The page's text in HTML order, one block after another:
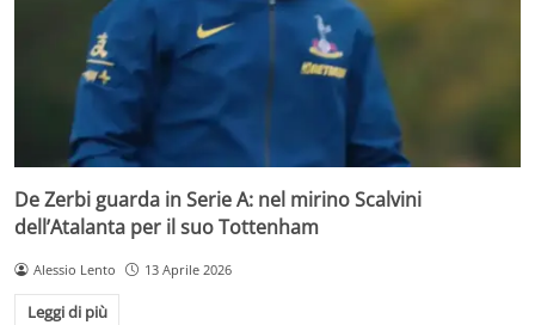
De Zerbi guarda in Serie A: nel mirino Scalvini
dell’Atalanta per il suo Tottenham
Alessio Lento 13 Aprile 2026
Leggi di più